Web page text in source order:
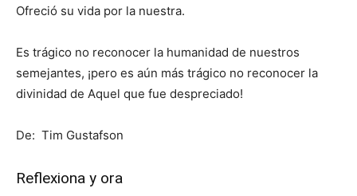
Ofreció su vida por la nuestra.
Es trágico no reconocer la humanidad de nuestros
semejantes, ¡pero es aún más trágico no reconocer la
divinidad de Aquel que fue despreciado!
De: Tim Gustafson
Reflexiona y ora